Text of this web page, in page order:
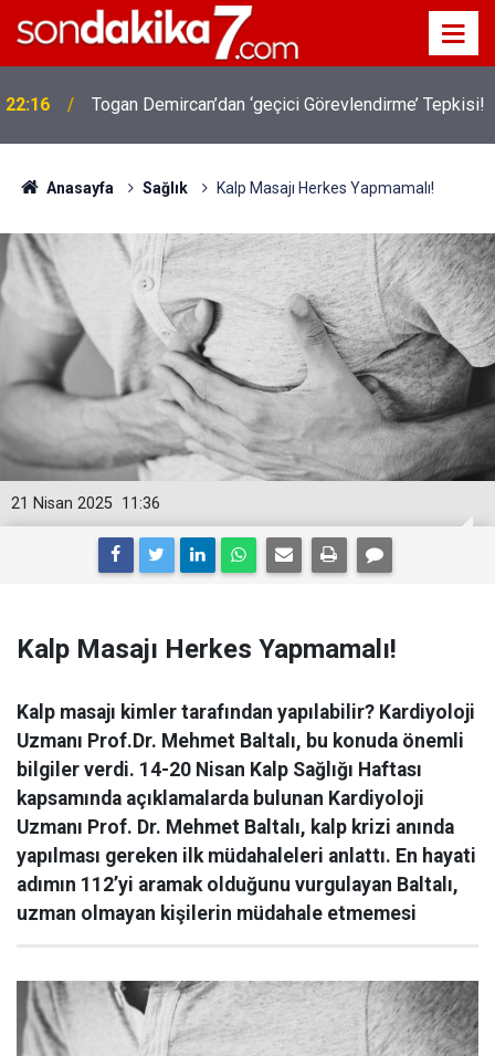
22:16 Togan Demircan’dan ‘geçici Görevlendirme’ Tepkisi!
Anasayfa Sağlık Kalp Masajı Herkes Yapmamalı!
11:36
21 Nisan 2025
Kalp Masajı Herkes Yapmamalı!
Kalp masajı kimler tarafından yapılabilir? Kardiyoloji
Uzmanı Prof.Dr. Mehmet Baltalı, bu konuda önemli
bilgiler verdi. 14-20 Nisan Kalp Sağlığı Haftası
kapsamında açıklamalarda bulunan Kardiyoloji
Uzmanı Prof. Dr. Mehmet Baltalı, kalp krizi anında
yapılması gereken ilk müdahaleleri anlattı. En hayati
adımın 112’yi aramak olduğunu vurgulayan Baltalı,
uzman olmayan kişilerin müdahale etmemesi